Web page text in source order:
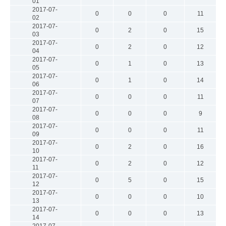
2017-07-
02
0 0 0
11
2017-07-
03
0 2 0
15
2017-07-
04
0 2 0
12
2017-07-
05
0 1 0
13
2017-07-
06
0 1 0
14
2017-07-
07
0 0 0
11
2017-07-
08
0 0 0
9
2017-07-
09
0 0 0
11
2017-07-
10
0 2 0
16
2017-07-
11
0 2 0
12
2017-07-
12
0 5 0
15
2017-07-
13
0 0 0
10
2017-07-
14
0 0 0
13